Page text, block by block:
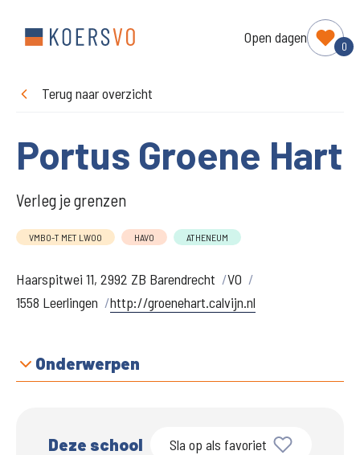
Open dagen
0
Terug naar overzicht
Portus Groene Hart
Verleg je grenzen
VMBO-T MET LWOO HAVO ATHENEUM
Haarspitwei 11, 2992 ZB Barendrecht
VO
1558 Leerlingen
http://groenehart.calvijn.nl
Onderwerpen
Deze school Sla op als favoriet